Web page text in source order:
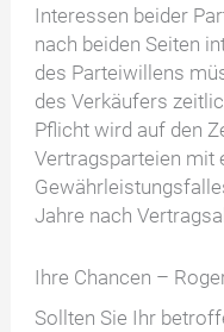
Interessen beider
nach beiden Seiten
des Parteiwillens
des Verkäufers
Pflicht wird auf den
Vertragsparteien mit
Jahre nach
Ihre Chancen –
Sollten Sie Ihr